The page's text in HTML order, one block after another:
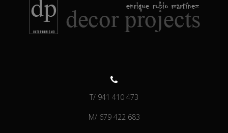
T/ 941 410 473
M/ 679 422 683